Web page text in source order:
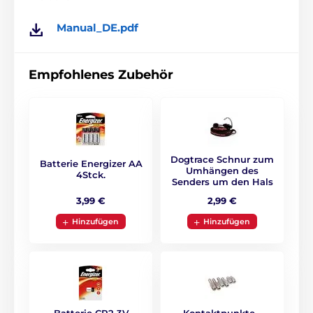
ein- und auszuschalten. Der Vorteil des Gerätes ist die
hohe Akkulaufzeit von bis zu 6 - 12 Monaten. Um
Manual_DE.pdf
Empfohlenes Zubehör
Batterie Energizer AA
4Stck.
3,99 €
Hinzufügen
Dogtrace Schnur zum
Umhängen des
Senders um den Hals
2,99 €
Hinzufügen